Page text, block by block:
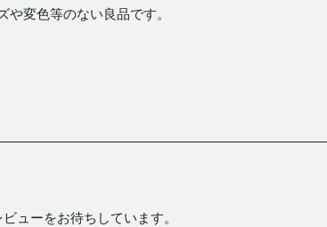
変色等のない良品です。
ューをお待ちしています。